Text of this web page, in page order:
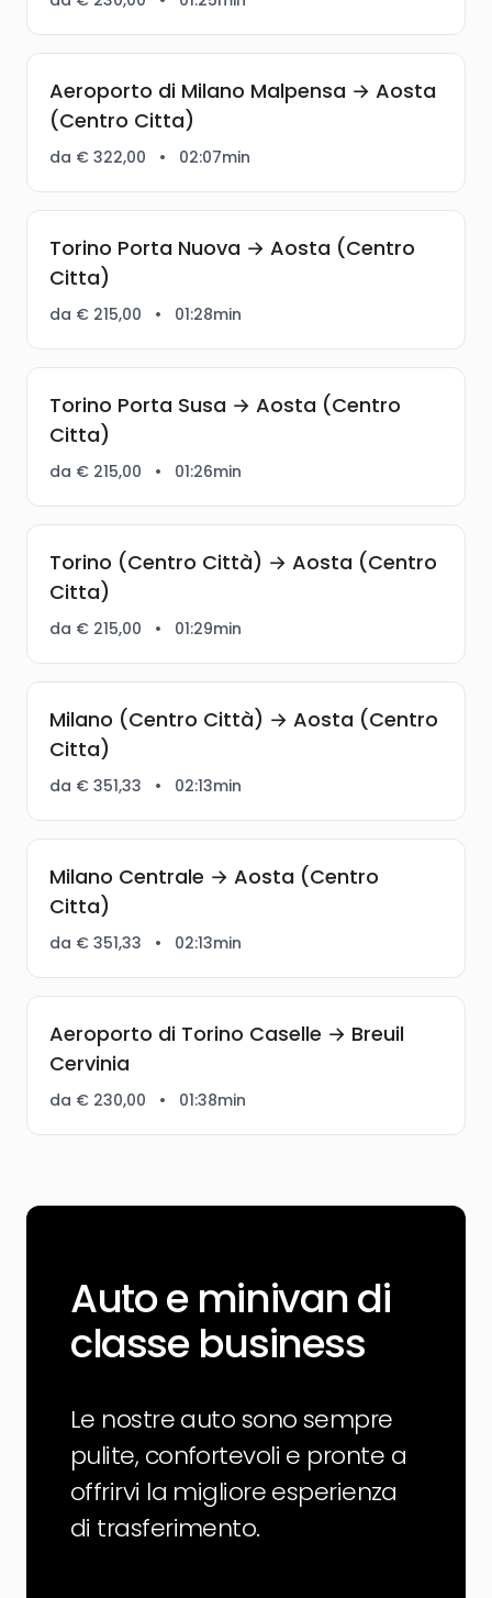
Aeroporto di Milano Malpensa → Aosta
(Centro Citta)
da € 322,00 • 02:07min
Torino Porta Nuova → Aosta (Centro
Citta)
da € 215,00 • 01:28min
Torino Porta Susa → Aosta (Centro
Citta)
da € 215,00 • 01:26min
Torino (Centro Città) → Aosta (Centro
Citta)
da € 215,00 • 01:29min
Milano (Centro Città) → Aosta (Centro
Citta)
da € 351,33 • 02:13min
Milano Centrale → Aosta (Centro
Citta)
da € 351,33 • 02:13min
Aeroporto di Torino Caselle → Breuil
Cervinia
da € 230,00 • 01:38min
Auto e minivan di
classe business
Le nostre auto sono sempre
pulite, confortevoli e pronte a
offrirvi la migliore esperienza
di trasferimento.